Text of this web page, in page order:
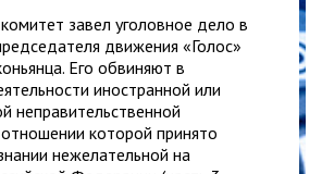
завел уголовное дело в
движения «Голос»
Его обвиняют в
иностранной или
неправительственной
отношении которой принято
нежелательной на